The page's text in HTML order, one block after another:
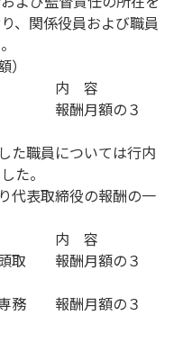
、関係役員および職員
容
報酬月額の３
職員については行内
た。
代表取締役の報酬の一
容
報酬月額の３
報酬月額の３